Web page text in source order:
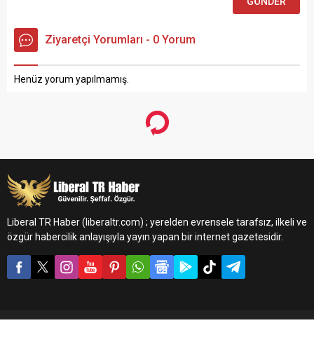
Ziyaretçi Yorumları - 0 Yorum
Henüz yorum yapılmamış.
Liberal TR Haber (liberaltr.com) ; yerelden evrensele tarafsız, ilkeli ve
özgür habercilik anlayışıyla yayın yapan bir internet gazetesidir.